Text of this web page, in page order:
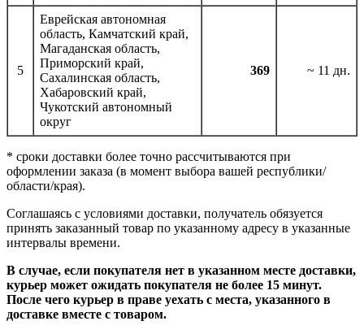
5
Еврейская автономная
область, Камчатский край,
Магаданская область,
Приморский край,
Сахалинская область,
Хабаровский край,
Чукотский автономный
округ
369 ~ 11 дн.
* сроки доставки более точно рассчитываются при
оформлении заказа (в момент выбора вашей республики/
области/края).
Соглашаясь с условиями доставки, получатель обязуется
принять заказанный товар по указанному адресу в указанные
интервалы времени.
В случае, если покупателя нет в указанном месте доставки,
курьер может ожидать покупателя не более 15 минут.
После чего курьер в праве уехать с места, указанного в
доставке вместе с товаром.